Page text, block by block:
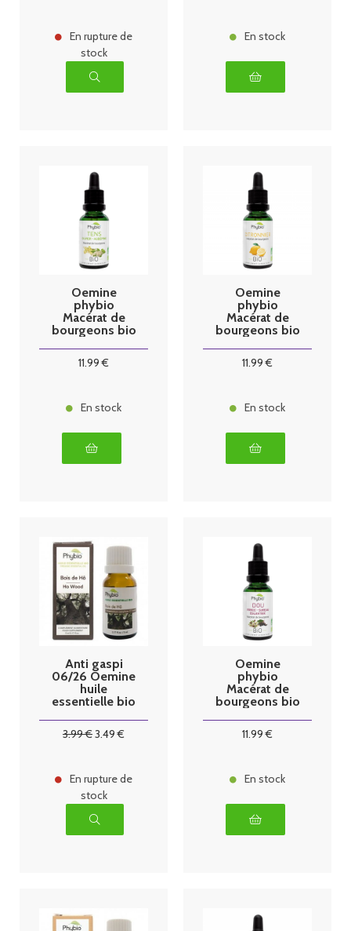
En rupture de
stock
En stock
Oemine
phybio
Macérat de
bourgeons bio
11.99 €
En stock
Oemine
phybio
Macérat de
bourgeons bio
11.99 €
En stock
Anti gaspi
06/26 Oemine
huile
essentielle bio
3.99€3.49 €
En rupture de
stock
Oemine
phybio
Macérat de
bourgeons bio
11.99 €
En stock